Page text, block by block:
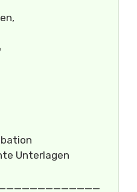
Unterlagen